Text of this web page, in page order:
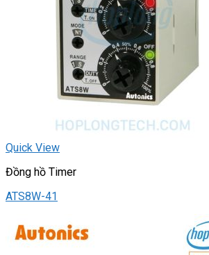
Quick View
Đồng hồ Timer
ATS8W-41